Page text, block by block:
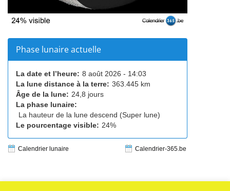
Phase lunaire actuelle
La date et l’heure: 8 août 2026 - 14:03
La lune distance à la terre: 363.445 km
Âge de la lune: 24,8 jours
La phase lunaire:
La hauteur de la lune descend (Super lune)
Le pourcentage visible: 24%
Calendrier lunaire Calendrier-365.be